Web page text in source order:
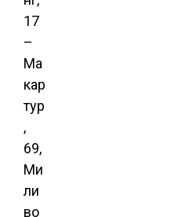
17
–
Ма
кар
тур
,
69,
Ми
ли
во